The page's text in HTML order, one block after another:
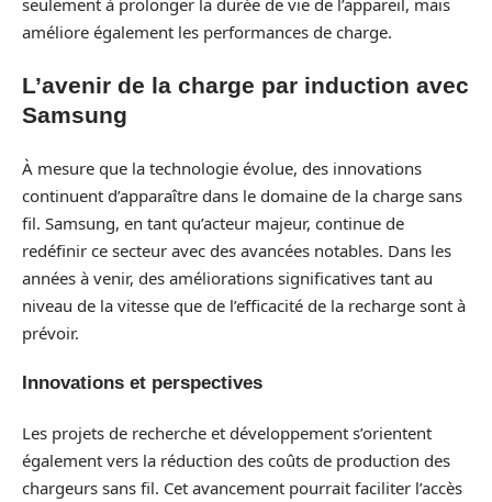
améliore également les performances de charge.
L’avenir de la charge par induction avec
Samsung
À mesure que la technologie évolue, des innovations
continuent d’apparaître dans le domaine de la charge sans
fil. Samsung, en tant qu’acteur majeur, continue de
redéfinir ce secteur avec des avancées notables. Dans les
années à venir, des améliorations significatives tant au
niveau de la vitesse que de l’efficacité de la recharge sont à
prévoir.
Innovations et perspectives
Les projets de recherche et développement s’orientent
également vers la réduction des coûts de production des
chargeurs sans fil. Cet avancement pourrait faciliter l’accès